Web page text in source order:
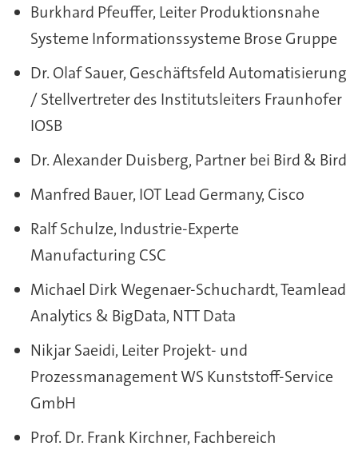
Burkhard Pfeuffer, Leiter Produktionsnahe
Systeme Informationssysteme Brose Gruppe
Dr. Olaf Sauer, Geschäftsfeld Automatisierung
/ Stellvertreter des Institutsleiters Fraunhofer
IOSB
Dr. Alexander Duisberg, Partner bei Bird & Bird
Manfred Bauer, IOT Lead Germany, Cisco
Ralf Schulze, Industrie-Experte
Manufacturing CSC
Michael Dirk Wegenaer-Schuchardt, Teamlead
Analytics & BigData, NTT Data
Nikjar Saeidi, Leiter Projekt- und
Prozessmanagement WS Kunststoff-Service
GmbH
Prof. Dr. Frank Kirchner, Fachbereich